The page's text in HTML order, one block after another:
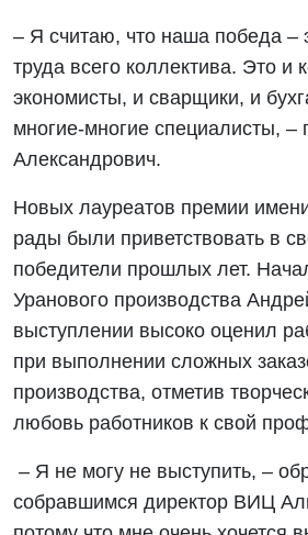
– Я считаю, что наша победа –
труда всего коллектива. Это и
экономисты, и сварщики, и
многие-многие специалисты, –
Александрович.
Новых лауреатов премии
рады были приветствовать в
победители прошлых лет.
Уранового производства
выступлении высоко оценил
при выполнении сложных
производства, отметив
любовь работников к свой
– Я не могу не выступить, –
собравшимся директор ВИЦ